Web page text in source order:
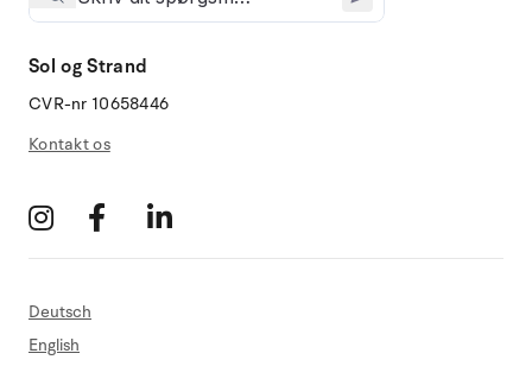
Sol og Strand
CVR-nr 10658446
Kontakt os
Deutsch
English